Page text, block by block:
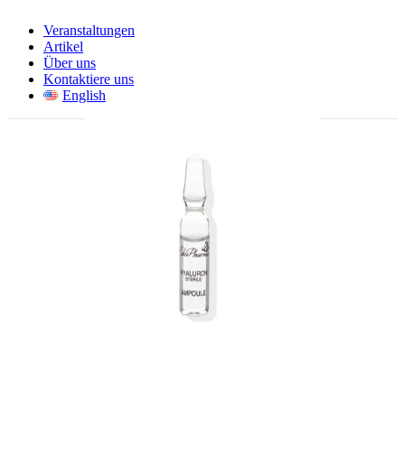
Veranstaltungen
Artikel
Über uns
Kontaktiere uns
English